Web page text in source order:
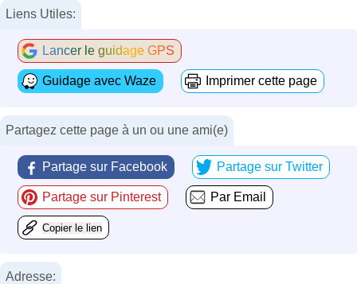
Liens Utiles:
Lancer le guidage GPS
Guidage avec Waze Imprimer cette page
Partagez cette page à un ou une ami(e)
Partage sur Facebook Partage sur Twitter
Partage sur Pinterest Par Email
Copier le lien
Adresse: